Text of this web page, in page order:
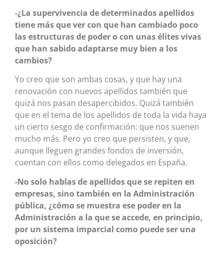
-¿La supervivencia de determinados apellidos
tiene más que ver con que han cambiado poco
las estructuras de poder o con unas élites vivas
que han sabido adaptarse muy bien a los
cambios?
Yo creo que son ambas cosas, y que hay una
renovación con nuevos apellidos también que
quizá nos pasan desapercibidos. Quizá también
que en el tema de los apellidos de toda la vida haya
un cierto sesgo de confirmación: que nos suenen
mucho más. Pero yo creo que persisten, y que,
aunque lleguen grandes fondos de inversión,
cuentan con ellos como delegados en España.
-No solo hablas de apellidos que se repiten en
empresas, sino también en la Administración
pública, ¿cómo se muestra ese poder en la
Administración a la que se accede, en principio,
por un sistema imparcial como puede ser una
oposición?